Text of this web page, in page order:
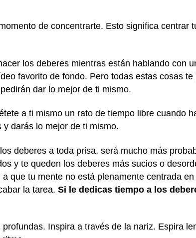
de concentrarte. Esto significa centrar
los deberes mientras están hablando con
favorito de fondo. Pero todas estas cosas te
dar lo mejor de ti mismo.
a ti mismo un rato de tiempo libre cuando
darás lo mejor de ti mismo.
deberes a toda prisa, será mucho más
y te queden los deberes más sucios o
que tu mente no está plenamente centrada
la tarea. Si le dedicas tiempo a los
Inspira a través de la nariz. Espira